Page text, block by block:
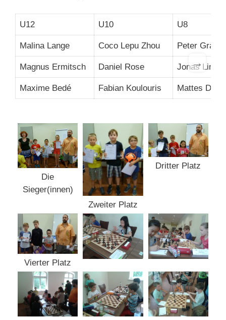
U12 U10 U8
Malina Lange Coco Lepu Zhou Peter Grabs
Magnus Ermitsch Daniel Rose Jonas
Maxime Bedé Fabian Koulouris Mattes
→
Die
Sieger(innen)
Zweiter Platz
Dritter Platz
Vierter Platz